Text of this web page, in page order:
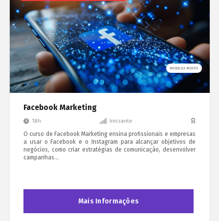
MODELO: MISTO
Facebook Marketing
18h
Iniciante
O curso de Facebook Marketing ensina profissionais e empresas
a usar o Facebook e o Instagram para alcançar objetivos de
negócios, como criar estratégias de comunicação, desenvolver
campanhas…
Mais Informações